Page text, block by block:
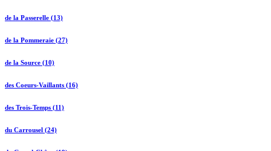
de la Passerelle (13)
de la Pommeraie (27)
de la Source (10)
des Coeurs-Vaillants (16)
des Trois-Temps (11)
du Carrousel (24)